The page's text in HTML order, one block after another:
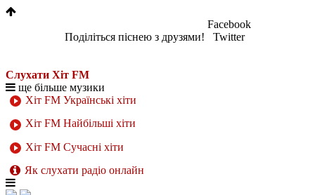
Поділіться піснею з друзями!
Facebook
Twitter
Слухати Хіт FM
ще більше музики
Хіт FM Українські хіти
Хіт FM Найбільші хіти
Хіт FM Сучасні хіти
Як слухати радіо онлайн